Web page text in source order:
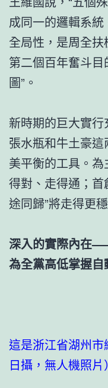
成同一的邏輯系統
全局性，是周全
第二個百年奮斗
圖”。
新時期的巨大實行
張水瓶和牛土豪
美平衡的工具。為
得對、走得通；
途同歸”將走得更
深入的實際內在
為全黨高低掌握
這是浙江省湖州
日攝，無人機照